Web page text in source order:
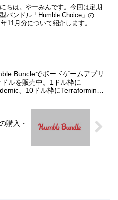
ル『Timelie』など小粒な良
数。
ちは。やーみんです。今回は定期
バンドル「Humble Choice」の
11月分について紹介します。
Bundleでボードゲームアプリ
ルを販売中。1ドル枠に
、10ドル枠にTerraforming
購入・